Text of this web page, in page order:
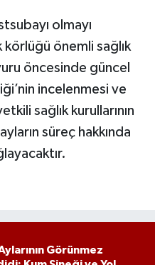
olmayı
önemli sağlık
öncesinde güncel
incelenmesi ve
sağlık kurullarının
süreç hakkında
Görünmez